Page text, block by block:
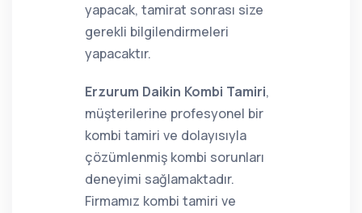
yapacak, tamirat sonrası size
gerekli bilgilendirmeleri
yapacaktır.
Erzurum Daikin Kombi Tamiri,
müşterilerine profesyonel bir
kombi tamiri ve dolayısıyla
çözümlenmiş kombi sorunları
deneyimi sağlamaktadır.
Firmamız kombi tamiri ve